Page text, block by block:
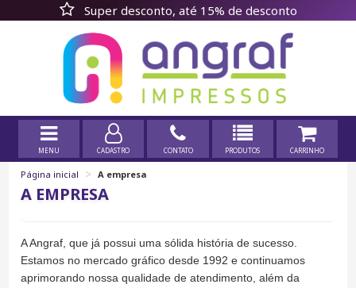
Super desconto, até 15% de desconto
MENU CADASTRO CONTATO PRODUTOS CARRINHO
Página inicial > A empresa
A EMPRESA
A Angraf, que já possui uma sólida história de sucesso.
Estamos no mercado gráfico desde 1992 e continuamos
aprimorando nossa qualidade de atendimento, além da